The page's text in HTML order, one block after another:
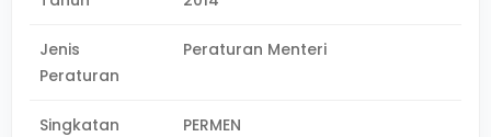
Jenis
Peraturan
Peraturan Menteri
Singkatan
PERMEN